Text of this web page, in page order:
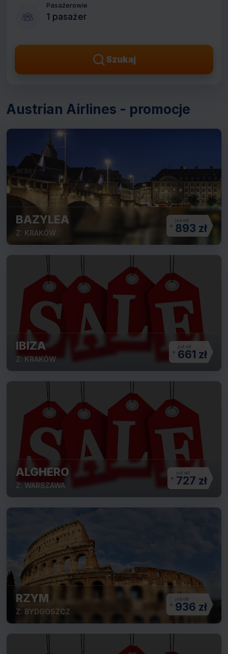
Pasażerowie
1 pasażer
Szukaj
Austrian Airlines - promocje
BAZYLEA
Z: KRAKÓW 893 zł
IBIZA
Z: KRAKÓW 661 zł
ALGHERO
Z: WARSZAWA 727 zł
RZYM
Z: BYDGOSZCZ 936 zł